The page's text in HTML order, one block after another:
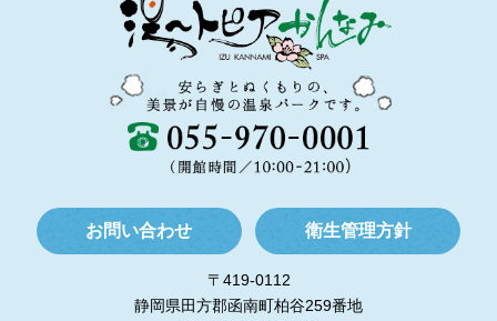
お問い合わせ 衛生管理方針
〒419-0112
静岡県田方郡函南町柏谷259番地